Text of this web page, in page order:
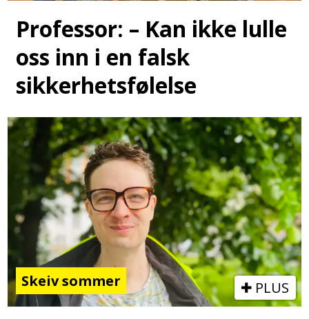
Professor: – Kan ikke lulle
oss inn i en falsk
sikkerhetsfølelse
Skeiv sommer PLUS